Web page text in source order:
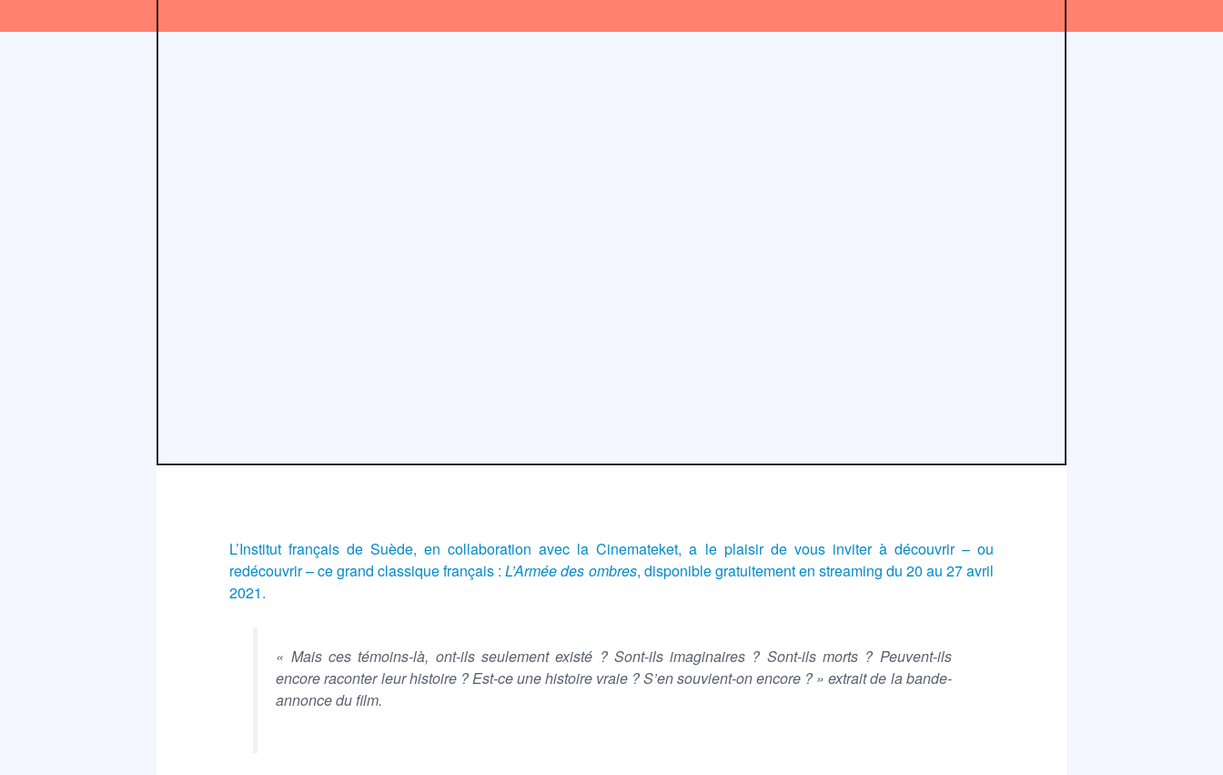
L’Institut français de Suède, en collaboration avec la Cinemateket, a le plaisir de vous inviter à découvrir – ou
redécouvrir – ce grand classique français :L’Armée des ombres, disponible gratuitement en streaming du 20 au 27 avril
2021.
« Mais ces témoins-là, ont-ils seulement existé ? Sont-ils imaginaires ? Sont-ils morts ? Peuvent-ils
encore raconter leur histoire ? Est-ce une histoire vraie ? S’en souvient-on encore ? »extrait de la bande-
annonce du film.